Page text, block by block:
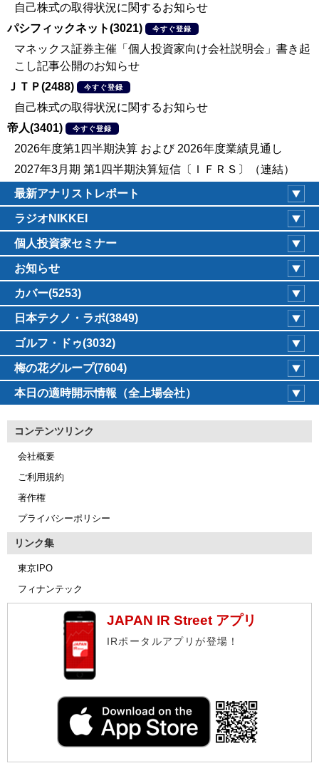
自己株式の取得状況に関するお知らせ
パシフィックネット(3021)
今すぐ登録
マネックス証券主催「個人投資家向け会社説明会」書き起
こし記事公開のお知らせ
ＪＴＰ(2488)
今すぐ登録
自己株式の取得状況に関するお知らせ
帝人(3401)
今すぐ登録
2026年度第1四半期決算 および 2026年度業績見通し
2027年3月期 第1四半期決算短信〔ＩＦＲＳ〕（連結）
最新アナリストレポート
ラジオNIKKEI
個人投資家セミナー
お知らせ
カバー(5253)
日本テクノ・ラボ(3849)
ゴルフ・ドゥ(3032)
梅の花グループ(7604)
本日の適時開示情報（全上場会社）
コンテンツリンク
会社概要
ご利用規約
著作権
プライバシーポリシー
リンク集
東京IPO
フィナンテック
JAPAN IR Street アプリ
IRポータルアプリが登場！